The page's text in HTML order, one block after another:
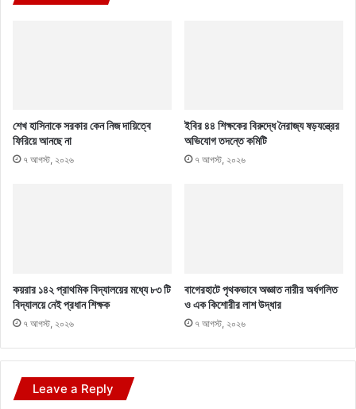
শেখ হাসিনাকে সরকার কেন নিজ দায়িত্বে
ফিরিয়ে আনছে না
৭ আগস্ট, ২০২৬
ইবির ৪৪ শিক্ষকের বিরুদ্ধে নৈরাজ্য ষড়যন্ত্রের
অভিযোগ তদন্তে কমিটি
৭ আগস্ট, ২০২৬
কয়রার ১৪২ প্রাথমিক বিদ্যালয়ের মধ্যে ৮৩ টি
বিদ্যালয়ে নেই প্রধান শিক্ষক
৭ আগস্ট, ২০২৬
বাগেরহাটে পৃথকভাবে অজ্ঞাত নারীর অর্ধগলিত
ও এক কিশোরীর লাশ উদ্ধার
৭ আগস্ট, ২০২৬
Leave a Reply